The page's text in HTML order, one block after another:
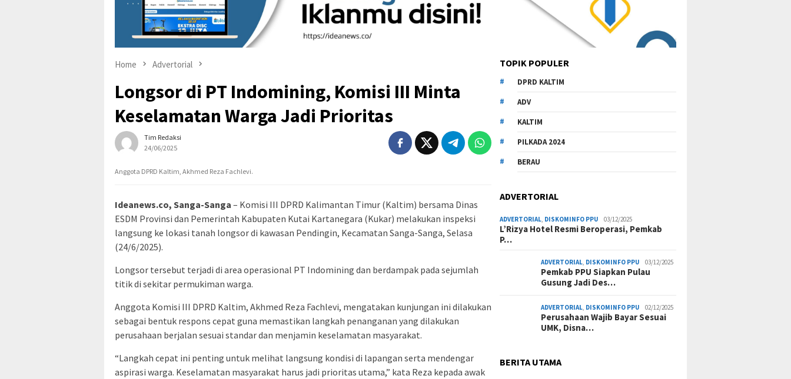
Home Advertorial
Longsor di PT Indomining, Komisi III Minta
Keselamatan Warga Jadi Prioritas
Tim Redaksi
24/06/2025
Anggota DPRD Kaltim, Akhmed Reza Fachlevi.
Ideanews.co, Sanga-Sanga – Komisi III DPRD Kalimantan Timur (Kaltim) bersama Dinas
ESDM Provinsi dan Pemerintah Kabupaten Kutai Kartanegara (Kukar) melakukan inspeksi
langsung ke lokasi tanah longsor di kawasan Pendingin, Kecamatan Sanga-Sanga, Selasa
(24/6/2025).
Longsor tersebut terjadi di area operasional PT Indomining dan berdampak pada sejumlah
titik di sekitar permukiman warga.
Anggota Komisi III DPRD Kaltim, Akhmed Reza Fachlevi, mengatakan kunjungan ini dilakukan
sebagai bentuk respons cepat guna memastikan langkah penanganan yang dilakukan
perusahaan berjalan sesuai standar dan menjamin keselamatan masyarakat.
“Langkah cepat ini penting untuk melihat langsung kondisi di lapangan serta mendengar
aspirasi warga. Keselamatan masyarakat harus jadi prioritas utama,” kata Reza kepada awak
TOPIK POPULER
DPRD KALTIM
ADV
KALTIM
PILKADA 2024
BERAU
ADVERTORIAL
ADVERTORIAL, DISKOMINFO PPU 03/12/2025
L’Rizya Hotel Resmi Beroperasi, Pemkab
P…
ADVERTORIAL, DISKOMINFO PPU 03/12/2025
Pemkab PPU Siapkan Pulau
Gusung Jadi Des…
ADVERTORIAL, DISKOMINFO PPU 02/12/2025
Perusahaan Wajib Bayar Sesuai
UMK, Disna…
BERITA UTAMA